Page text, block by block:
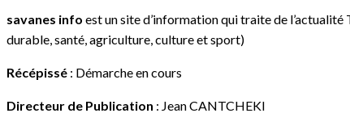
savanes info est un site d’information qui traite de
durable, santé, agriculture, culture et sport)
Récépissé : Démarche en cours
Directeur de Publication : Jean CANTCHEKI